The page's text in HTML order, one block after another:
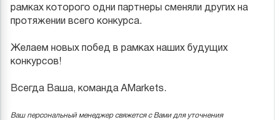
рамках которого одни партнеры сменяли других на
протяжении всего конкурса.
Желаем новых побед в рамках наших будущих
конкурсов!
Всегда Ваша, команда AMarkets.
Ваш персональный менеджер свяжется с Вами для уточнения